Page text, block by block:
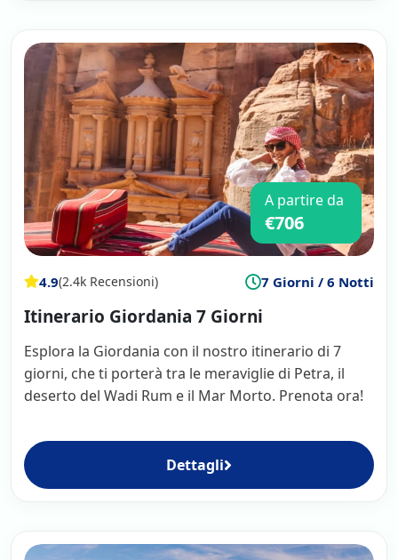
A partire da
€706
4.9(2.4k Recensioni) 7 Giorni / 6 Notti
Itinerario Giordania 7 Giorni
Esplora la Giordania con il nostro itinerario di 7
giorni, che ti porterà tra le meraviglie di Petra, il
deserto del Wadi Rum e il Mar Morto. Prenota ora!
Dettagli